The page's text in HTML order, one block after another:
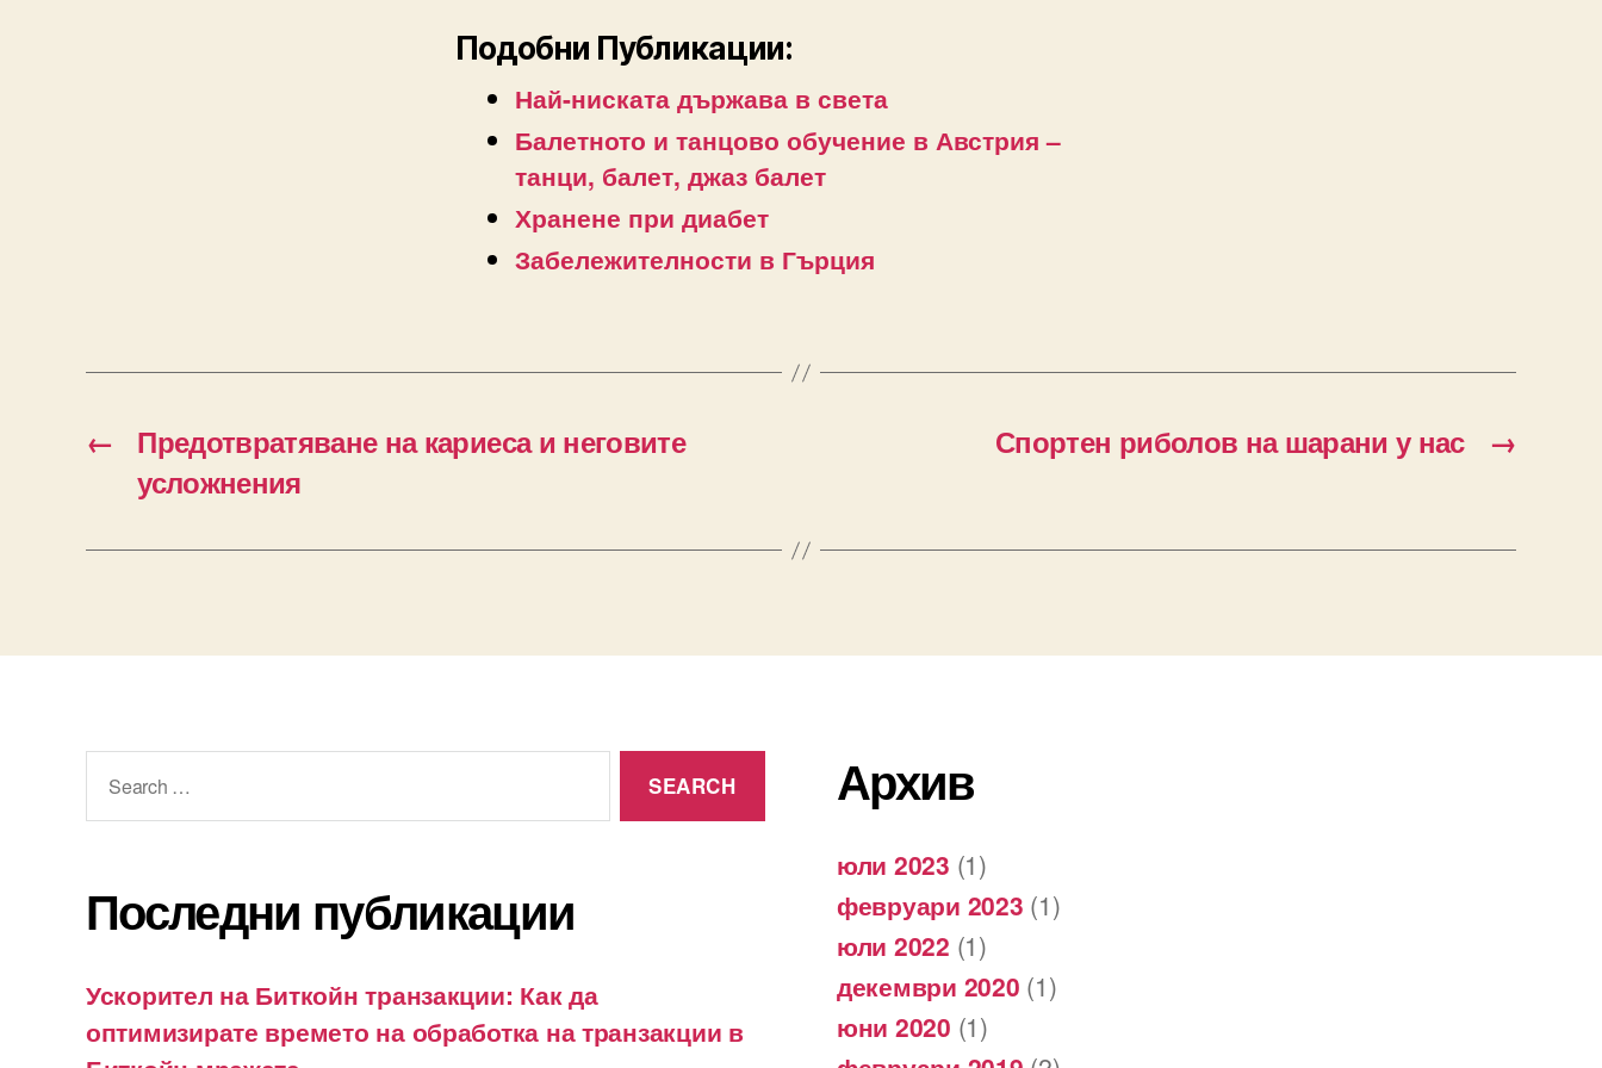
Подобни Публикации:
Най-ниската държава в света
Балетното и танцово обучение в Австрия –
танци, балет, джаз балет
Хранене при диабет
Забележителности в Гърция
←
Предотвратяване на кариеса и неговите
усложнения
→
Спортен риболов на шарани у нас
for:
Последни публикации
Ускорител на Биткойн транзакции: Как да
оптимизирате времето на обработка на транзакции в
Архив
юли 2023 (1)
февруари 2023 (1)
юли 2022 (1)
декември 2020 (1)
юни 2020 (1)